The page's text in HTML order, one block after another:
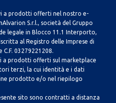
a prodotti offerti nel nostro e-
S.r.l., società del Gruppo
legale in Blocco 11.1 Interporto,
al Registro delle Imprese di
C.F. 03279221208.
a prodotti offerti sul marketplace
terzi, la cui identità e i dati
prodotto e/o nel riepilogo
sito sono contratti a distanza